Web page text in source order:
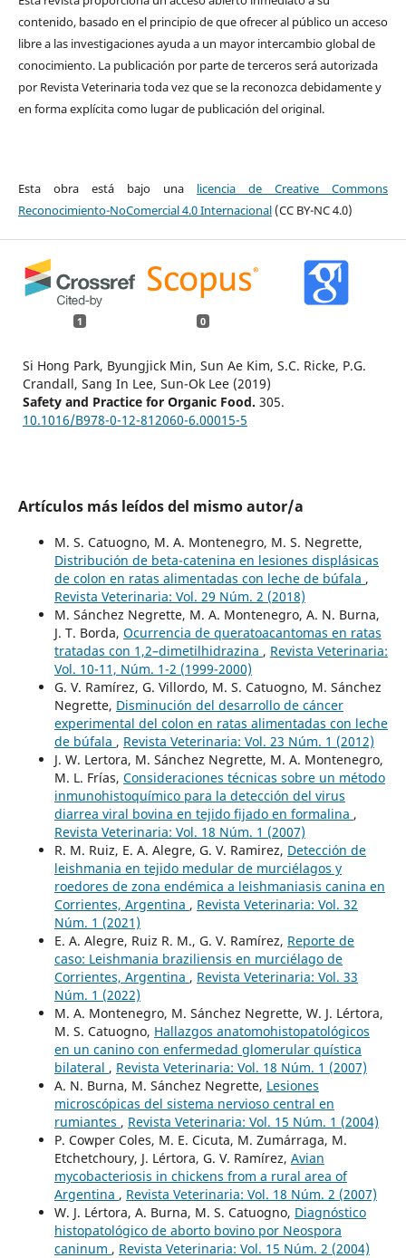
contenido, basado en el principio de que ofrecer al público un acceso
libre a las investigaciones ayuda a un mayor intercambio global de
conocimiento. La publicación por parte de terceros será autorizada
por Revista Veterinaria toda vez que se la reconozca debidamente y
en forma explícita como lugar de publicación del original.
Esta obra está bajo una licencia de Creative Commons
Reconocimiento-NoComercial 4.0 Internacional(CC BY-NC 4.0)
1 0
Si Hong Park, Byungjick Min, Sun Ae Kim, S.C. Ricke, P.G.
Crandall, Sang In Lee, Sun-Ok Lee (2019)
Safety and Practice for Organic Food. 305.
10.1016/B978-0-12-812060-6.00015-5
Artículos más leídos del mismo autor/a
M. S. Catuogno, M. A. Montenegro, M. S. Negrette,
Distribución de beta-catenina en lesiones displásicas
de colon en ratas alimentadas con leche de búfala ,
Revista Veterinaria: Vol. 29 Núm. 2 (2018)
M. Sánchez Negrette, M. A. Montenegro, A. N. Burna,
J. T. Borda, Ocurrencia de queratoacantomas en ratas
tratadas con 1,2–dimetilhidrazina , Revista Veterinaria:
Vol. 10-11, Núm. 1-2 (1999-2000)
G. V. Ramírez, G. Villordo, M. S. Catuogno, M. Sánchez
Negrette, Disminución del desarrollo de cáncer
experimental del colon en ratas alimentadas con leche
de búfala , Revista Veterinaria: Vol. 23 Núm. 1 (2012)
J. W. Lertora, M. Sánchez Negrette, M. A. Montenegro,
M. L. Frías, Consideraciones técnicas sobre un método
inmunohistoquímico para la detección del virus
diarrea viral bovina en tejido fijado en formalina ,
Revista Veterinaria: Vol. 18 Núm. 1 (2007)
R. M. Ruiz, E. A. Alegre, G. V. Ramirez, Detección de
leishmania en tejido medular de murciélagos y
roedores de zona endémica a leishmaniasis canina en
Corrientes, Argentina , Revista Veterinaria: Vol. 32
Núm. 1 (2021)
E. A. Alegre, Ruiz R. M., G. V. Ramírez, Reporte de
caso: Leishmania braziliensis en murciélago de
Corrientes, Argentina , Revista Veterinaria: Vol. 33
Núm. 1 (2022)
M. A. Montenegro, M. Sánchez Negrette, W. J. Lértora,
M. S. Catuogno, Hallazgos anatomohistopatológicos
en un canino con enfermedad glomerular quística
bilateral , Revista Veterinaria: Vol. 18 Núm. 1 (2007)
A. N. Burna, M. Sánchez Negrette, Lesiones
microscópicas del sistema nervioso central en
rumiantes , Revista Veterinaria: Vol. 15 Núm. 1 (2004)
P. Cowper Coles, M. E. Cicuta, M. Zumárraga, M.
Etchetchoury, J. Lértora, G. V. Ramírez, Avian
mycobacteriosis in chickens from a rural area of
Argentina , Revista Veterinaria: Vol. 18 Núm. 2 (2007)
W. J. Lértora, A. Burna, M. S. Catuogno, Diagnóstico
histopatológico de aborto bovino por Neospora
caninum , Revista Veterinaria: Vol. 15 Núm. 2 (2004)